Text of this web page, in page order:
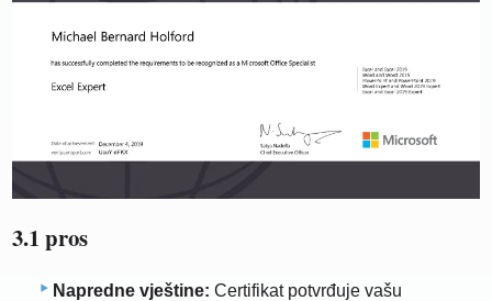
3.1 pros
Napredne vještine: Certifikat potvrđuje vašu